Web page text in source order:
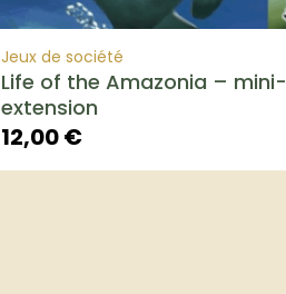
Jeux de société
Life of the Amazonia – mini-
extension
12,00€